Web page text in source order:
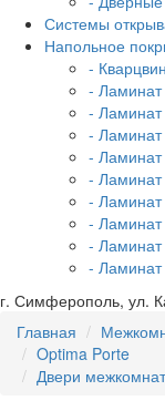
Системы
Напольное
-
- Ламинат
- Ламинат
- Ламинат
-
-
- Ламинат
-
- Ламинат
-
г. Симферополь, ул.
Главная
Optima Porte
Двери